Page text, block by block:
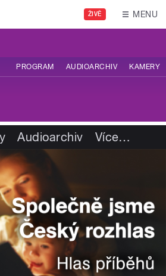
ŽIVĚ MENU
PROGRAM AUDIOARCHIV KAMERY
Audioarchiv Více…